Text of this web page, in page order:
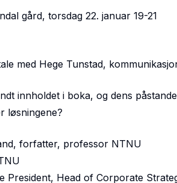
gård, torsdag 22. januar 19-21
med Hege Tunstad,
innholdet i boka, og dens
løsningene?
forfatter, professor NTNU
President, Head of Corporate